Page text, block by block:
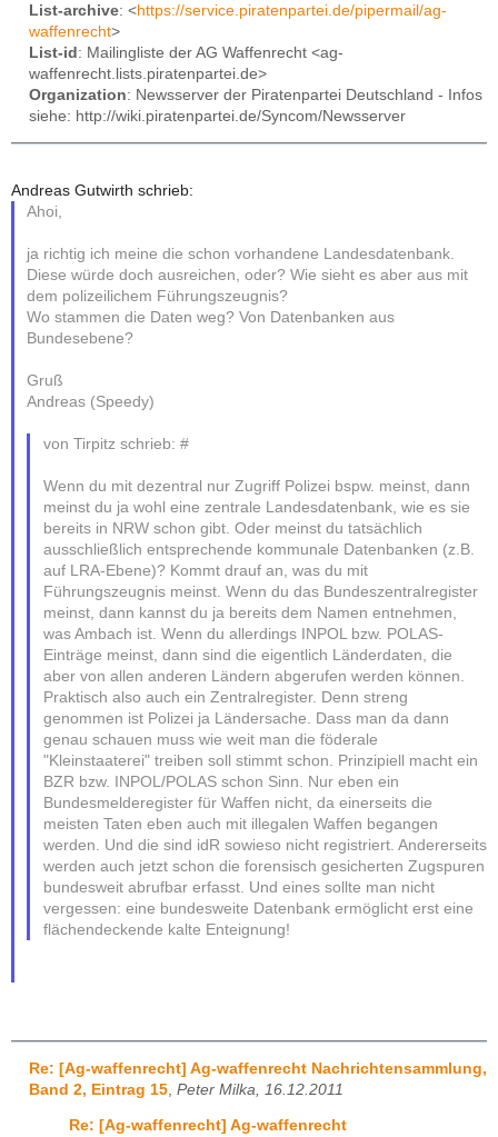
List-archive: <https://service.piratenpartei.de/pipermail/ag-
waffenrecht>
List-id : Mailingliste der AG Waffenrecht <ag-
waffenrecht.lists.piratenpartei.de>
Organization: Newsserver der Piratenpartei Deutschland - Infos
siehe: http://wiki.piratenpartei.de/Syncom/Newsserver
Andreas Gutwirth schrieb:
Ahoi,
ja richtig ich meine die schon vorhandene Landesdatenbank.
Diese würde doch ausreichen, oder? Wie sieht es aber aus mit
dem polizeilichem Führungszeugnis?
Wo stammen die Daten weg? Von Datenbanken aus
Bundesebene?
Gruß
Andreas (Speedy)
von Tirpitz schrieb: #
Wenn du mit dezentral nur Zugriff Polizei bspw. meinst, dann
meinst du ja wohl eine zentrale Landesdatenbank, wie es sie
bereits in NRW schon gibt. Oder meinst du tatsächlich
ausschließlich entsprechende kommunale Datenbanken (z.B.
auf LRA-Ebene)? Kommt drauf an, was du mit
Führungszeugnis meinst. Wenn du das Bundeszentralregister
meinst, dann kannst du ja bereits dem Namen entnehmen,
was Ambach ist. Wenn du allerdings INPOL bzw. POLAS-
Einträge meinst, dann sind die eigentlich Länderdaten, die
aber von allen anderen Ländern abgerufen werden können.
Praktisch also auch ein Zentralregister. Denn streng
genommen ist Polizei ja Ländersache. Dass man da dann
genau schauen muss wie weit man die föderale
"Kleinstaaterei" treiben soll stimmt schon. Prinzipiell macht ein
BZR bzw. INPOL/POLAS schon Sinn. Nur eben ein
Bundesmelderegister für Waffen nicht, da einerseits die
meisten Taten eben auch mit illegalen Waffen begangen
werden. Und die sind idR sowieso nicht registriert. Andererseits
werden auch jetzt schon die forensisch gesicherten Zugspuren
bundesweit abrufbar erfasst. Und eines sollte man nicht
vergessen: eine bundesweite Datenbank ermöglicht erst eine
flächendeckende kalte Enteignung!
Re: [Ag-waffenrecht] Ag-waffenrecht Nachrichtensammlung,
Band 2, Eintrag 15 Peter Milka, 16.12.2011
Re: [Ag-waffenrecht] Ag-waffenrecht